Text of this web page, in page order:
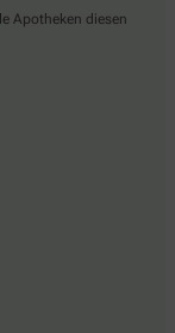
Apotheken diesen